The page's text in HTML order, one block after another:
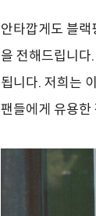
안타깝게도 블
을 전해드립니
됩니다. 저희는
팬들에게 유용한